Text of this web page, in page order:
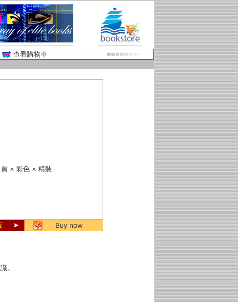
查看購物車
× 彩色 × 精裝
Buy now
。